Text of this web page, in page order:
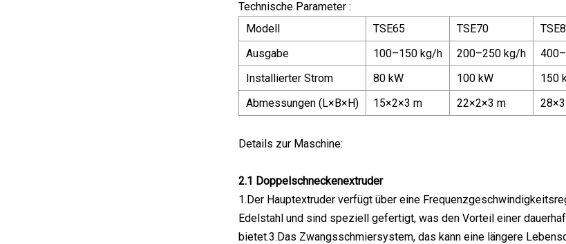
Technische Parameter :
Modell
TSE65 TSE70
Ausgabe
100–150 kg/h 200–250 kg/h
Installierter Strom
80 kW 100 kW
150
Abmessungen (L×B×H)
15×2×3 m 22×2×3 m
Details zur Maschine:
2.1 Doppelschneckenextruder
1.Der Hauptextruder verfügt über eine
Edelstahl und sind speziell gefertigt, was den Vorteil einer
bietet.3.Das Zwangsschmiersystem, das kann eine längere